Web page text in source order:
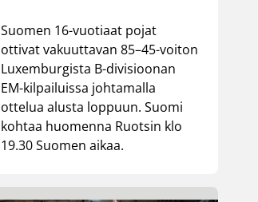
Suomen 16-vuotiaat pojat
ottivat vakuuttavan 85–45-voiton
Luxemburgista B-divisioonan
EM-kilpailuissa johtamalla
ottelua alusta loppuun. Suomi
kohtaa huomenna Ruotsin klo
19.30 Suomen aikaa.